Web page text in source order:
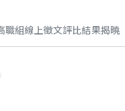
職組線上徵文評比結果揭曉